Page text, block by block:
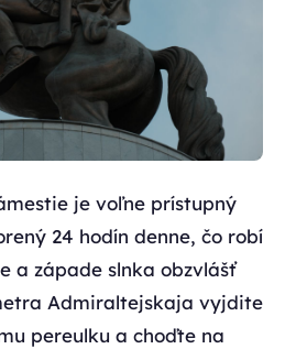
je voľne prístupný
24 hodín denne, čo robí
a západe slnka obzvlášť
Admiraltejskaja vyjdite
pereulku a choďte na